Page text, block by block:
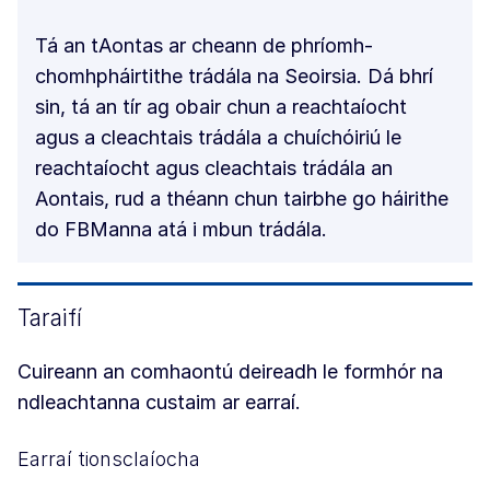
Tá an tAontas ar cheann de phríomh-
chomhpháirtithe trádála na Seoirsia. Dá bhrí
sin, tá an tír ag obair chun a reachtaíocht
agus a cleachtais trádála a chuíchóiriú le
reachtaíocht agus cleachtais trádála an
Aontais, rud a théann chun tairbhe go háirithe
do FBManna atá i mbun trádála.
Taraifí
Cuireann an comhaontú deireadh le formhór na
ndleachtanna custaim ar earraí.
Earraí tionsclaíocha